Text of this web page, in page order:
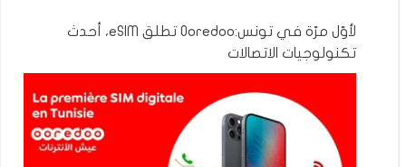
لأوّل مرّة في تونس:Ooredoo تطلق eSIM، أحدث
تكنولوجيات الاتصالات